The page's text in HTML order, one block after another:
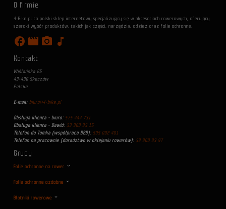
O firmie
4-Bike.pl to polski sklep internetowy specjalizujący się w akcesoriach rowerowych, oferujący
szeroki wybór produktów, takich jak części, narzędzia, odzież oraz folie ochronne.
facebook movie photo_camera music_note
Kontakt
Wiślańska 26
43-430 Skoczów
Polska
E-mail: biuro@4-bike.pl
Obsługa klienta - biuro: 575 444 731
Obsługa klienta - Dawid: 33 300 33 15
Telefon do Tomka (współpraca B2B): 505 002 401
Telefon na pracownie (doradztwo w oklejaniu rowerów): 33 300 33 97
Grupy
Folie ochronne na rower
Folie ochronne ozdobne
Błotniki rowerowe